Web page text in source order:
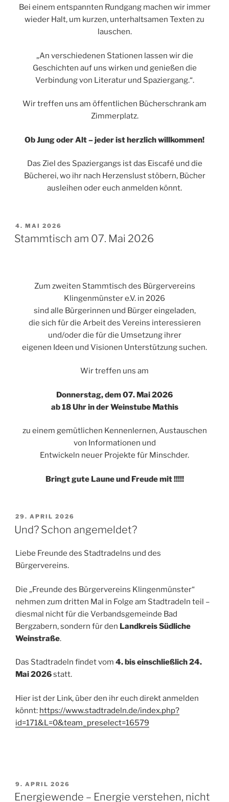
Bei einem entspannten Rundgang machen wir immer
wieder Halt, um kurzen, unterhaltsamen Texten zu
lauschen.
„An verschiedenen Stationen lassen wir die
Geschichten auf uns wirken und genießen die
Verbindung von Literatur und Spaziergang.“.
Wir treffen uns am öffentlichen Bücherschrank am
Zimmerplatz.
Ob Jung oder Alt – jeder ist herzlich willkommen!
Das Ziel des Spaziergangs ist das Eiscafé und die
Bücherei, wo ihr nach Herzenslust stöbern, Bücher
ausleihen oder euch anmelden könnt.
VERÖFFENTLICHT
AM
4. MAI 2026
Stammtisch am 07. Mai 2026
Zum zweiten Stammtisch des Bürgervereins
Klingenmünster e.V. in 2026
sind alle Bürgerinnen und Bürger eingeladen,
die sich für die Arbeit des Vereins interessieren
und/oder die für die Umsetzung ihrer
eigenen Ideen und Visionen Unterstützung suchen.
Wir treffen uns am
Donnerstag,dem 07. Mai 2026
ab 18 Uhr in der Weinstube Mathis
zu einem gemütlichen Kennenlernen, Austauschen
von Informationen und
Entwickeln neuer Projekte für Minschder.
Bringt gute Laune und Freude mit !!!!!
VERÖFFENTLICHT
AM
29. APRIL 2026
Und? Schon angemeldet?
Liebe Freunde des Stadtradelns und des
Bürgervereins.
Die „Freunde des Bürgervereins Klingenmünster“
nehmen zum dritten Mal in Folge am Stadtradeln teil –
diesmal nicht für die Verbandsgemeinde Bad
Bergzabern, sondern für den Landkreis Südliche
Weinstraße.
Das Stadtradeln findet vom 4. bis einschließlich 24.
Mai 2026statt.
Hier ist der Link, über den ihr euch direkt anmelden
könnt: https://www.stadtradeln.de/index.php?
id=171&L=0&team_preselect=16579
VERÖFFENTLICHT
AM
9. APRIL 2026
Energiewende – Energie verstehen, nicht